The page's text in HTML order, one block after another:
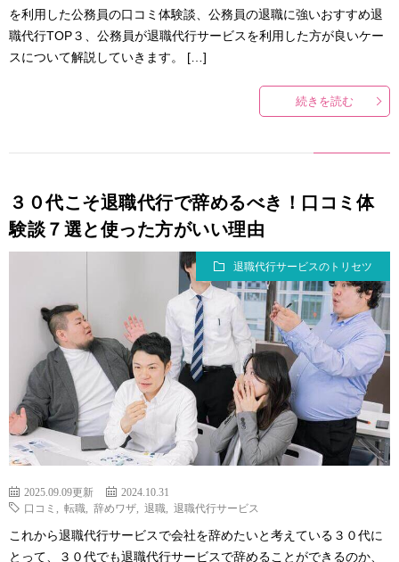
を利用した公務員の口コミ体験談、公務員の退職に強いおすすめ退
職代行TOP３、公務員が退職代行サービスを利用した方が良いケー
スについて解説していきます。 […]
続きを読む
３０代こそ退職代行で辞めるべき！口コミ体
験談７選と使った方がいい理由
退職代行サービスのトリセツ
2025.09.09更新
2024.10.31
口コミ
転職 辞めワザ 退職 退職代行サービス
これから退職代行サービスで会社を辞めたいと考えている３０代に
とって、３０代でも退職代行サービスで辞めることができるのか、